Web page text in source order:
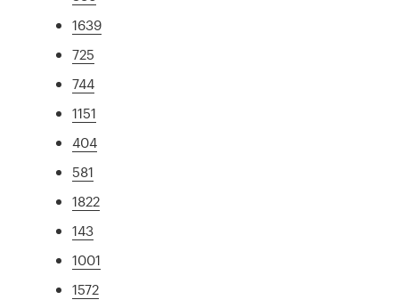
1639
725
744
1151
404
581
1822
143
1001
1572